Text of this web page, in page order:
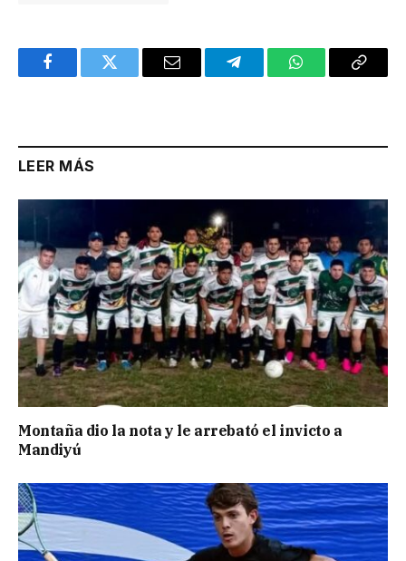
FacebookTwitter Email TelegramWhatsAppCopy
LEER MÁS
Montaña dio la nota y le arrebató el invicto a
Mandiyú